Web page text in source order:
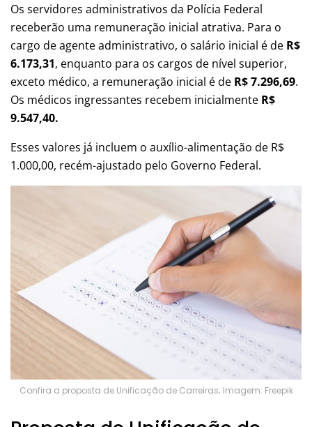
Os servidores administrativos da Polícia Federal
receberão uma remuneração inicial atrativa. Para o
cargo de agente administrativo, o salário inicial é de R$
6.173,31, enquanto para os cargos de nível superior,
exceto médico, a remuneração inicial é de R$ 7.296,69.
Os médicos ingressantes recebem inicialmente R$
9.547,40.
Esses valores já incluem o auxílio-alimentação de R$
1.000,00, recém-ajustado pelo Governo Federal.
Confira a proposta de Unificação de Carreiras; Imagem: Freepik